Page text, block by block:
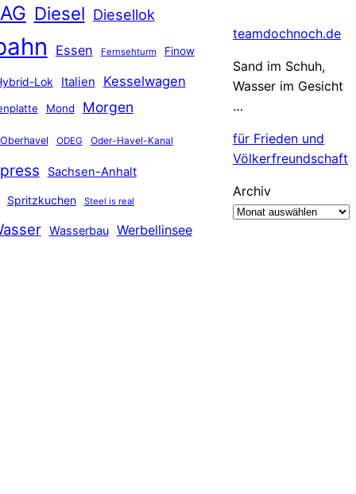
Diesel Diesellok
Essen Fernsehturm Finow
Lok Italien Kesselwagen
Mond Morgen
Oberhavel ODEG Oder-Havel-Kanal
Sachsen-Anhalt
Spritzkuchen Steel is real
Wasserbau Werbellinsee
teamdochnoch.de
Sand im Schuh,
Wasser im Gesicht
…
für Frieden und
Völkerfreundschaft
Archiv